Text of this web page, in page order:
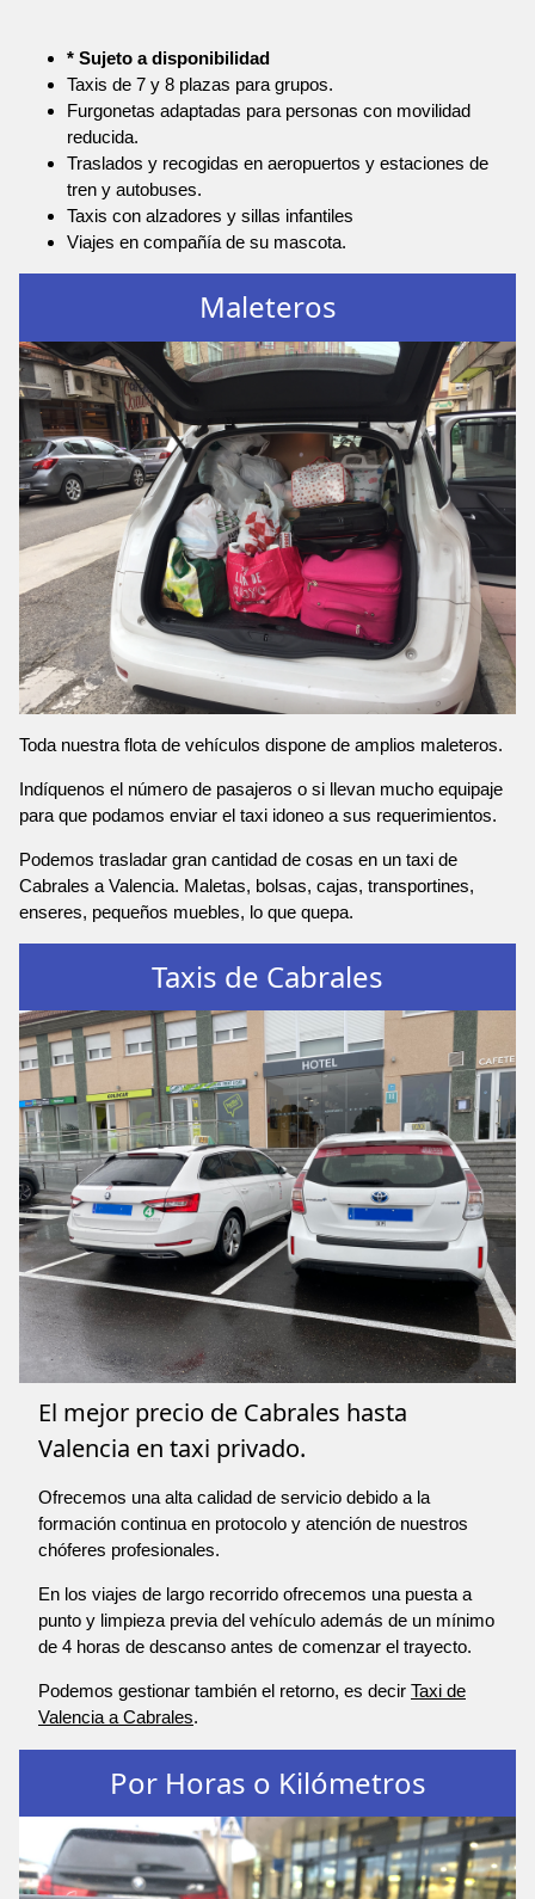
* Sujeto a disponibilidad
Taxis de 7 y 8 plazas para grupos.
Furgonetas adaptadas para personas con movilidad
reducida.
Traslados y recogidas en aeropuertos y estaciones de
tren y autobuses.
Taxis con alzadores y sillas infantiles
Viajes en compañía de su mascota.
Maleteros
Toda nuestra flota de vehículos dispone de amplios maleteros.
Indíquenos el número de pasajeros o si llevan mucho equipaje
para que podamos enviar el taxi idoneo a sus requerimientos.
Podemos trasladar gran cantidad de cosas en un taxi de
Cabrales a Valencia. Maletas, bolsas, cajas, transportines,
enseres, pequeños muebles, lo que quepa.
Taxis de Cabrales
El mejor precio de Cabrales hasta
Valencia en taxi privado.
Ofrecemos una alta calidad de servicio debido a la
formación continua en protocolo y atención de nuestros
chóferes profesionales.
En los viajes de largo recorrido ofrecemos una puesta a
punto y limpieza previa del vehículo además de un mínimo
de 4 horas de descanso antes de comenzar el trayecto.
Podemos gestionar también el retorno, es decir Taxi de
Valencia a Cabrales.
Por Horas o Kilómetros